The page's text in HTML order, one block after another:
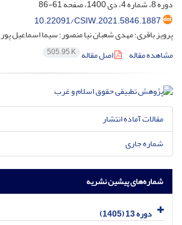
دوره 8، شماره 4، دی 1400، صفحه
61-86
10.22091/CSIW.2021.5846.1887
پرویز باقری؛ مهدی شعبان نیا منصور؛ سیما اسماعیل پور
مشاهده مقاله
اصل مقاله 505.95 K
مقالات آماده انتشار
شماره جاری
شماره‌های پیشین نشریه
دوره 13 (1405)